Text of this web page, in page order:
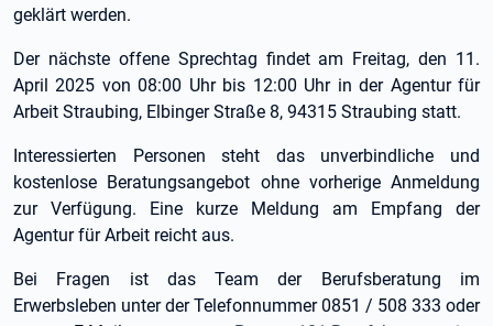
geklärt werden.
Der nächste offene Sprechtag findet am Freitag, den 11.
April 2025 von 08:00 Uhr bis 12:00 Uhr in der Agentur für
Arbeit Straubing, Elbinger Straße 8, 94315 Straubing statt.
Interessierten Personen steht das unverbindliche und
kostenlose Beratungsangebot ohne vorherige Anmeldung
zur Verfügung. Eine kurze Meldung am Empfang der
Agentur für Arbeit reicht aus.
Bei Fragen ist das Team der Berufsberatung im
Erwerbsleben unter der Telefonnummer 0851 / 508 333 oder